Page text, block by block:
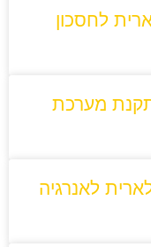
לחסכון
מערכת
לאנרגיה